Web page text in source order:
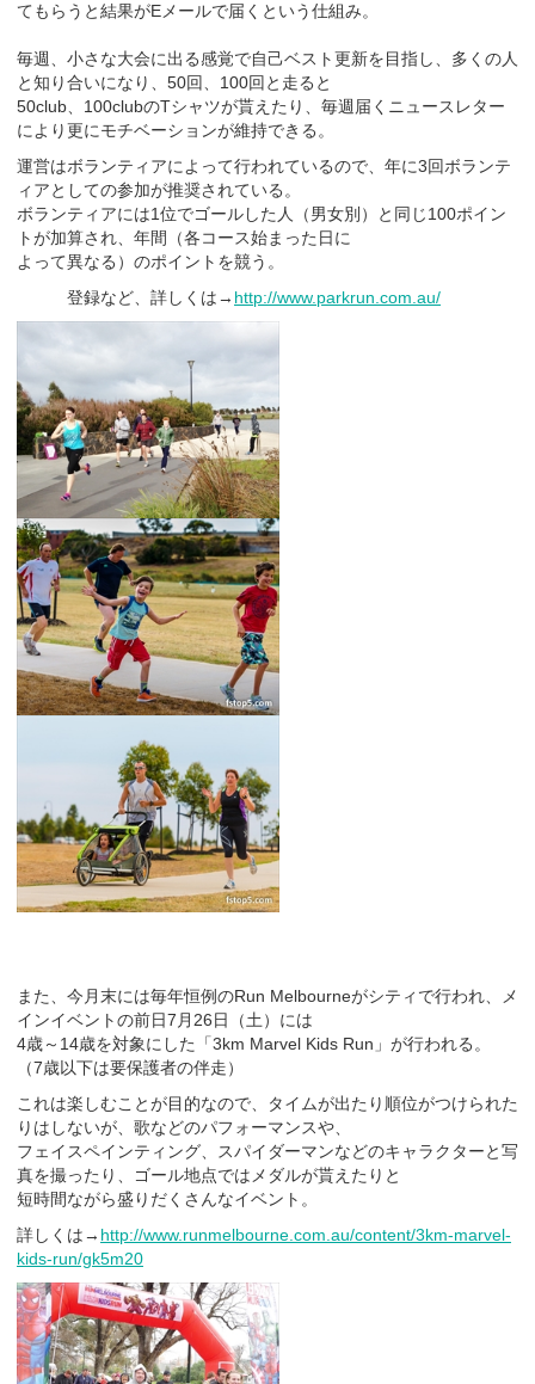
てもらうと結果がEメールで届くという仕組み。
毎週、小さな大会に出る感覚で自己ベスト更新を目指し、多くの人
と知り合いになり、50回、100回と走ると
50club、100clubのTシャツが貰えたり、毎週届くニュースレター
により更にモチベーションが維持できる。
運営はボランティアによって行われているので、年に3回ボランテ
ィアとしての参加が推奨されている。
ボランティアには1位でゴールした人（男女別）と同じ100ポイン
トが加算され、年間（各コース始まった日に
よって異なる）のポイントを競う。
登録など、詳しくは→ http://www.parkrun.com.au/
また、今月末には毎年恒例のRun Melbourneがシティで行われ、メ
インイベントの前日7月26日（土）には
4歳～14歳を対象にした「3km Marvel Kids Run」が行われる。
（7歳以下は要保護者の伴走）
これは楽しむことが目的なので、タイムが出たり順位がつけられた
りはしないが、歌などのパフォーマンスや、
フェイスペインティング、スパイダーマンなどのキャラクターと写
真を撮ったり、ゴール地点ではメダルが貰えたりと
短時間ながら盛りだくさんなイベント。
詳しくは→ http://www.runmelbourne.com.au/content/3km-marvel-
kids-run/gk5m20